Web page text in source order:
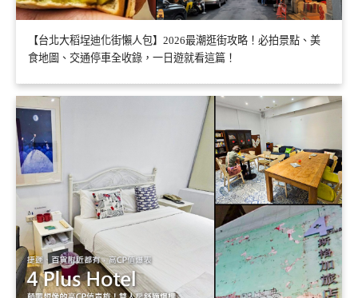
【台北大稻埕迪化街懶人包】2026最潮逛街攻略！必拍景點、美
食地圖、交通停車全收錄，一日遊就看這篇！